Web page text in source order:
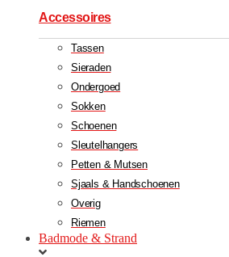
Accessoires
Tassen
Sieraden
Ondergoed
Sokken
Schoenen
Sleutelhangers
Petten & Mutsen
Sjaals & Handschoenen
Overig
Riemen
Badmode & Strand